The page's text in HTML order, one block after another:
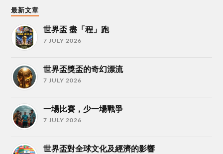
最新文章
世界盃 盡「程」跑
7 JULY 2026
世界盃獎盃的奇幻漂流
7 JULY 2026
一場比賽，少一場戰爭
7 JULY 2026
世界盃對全球文化及經濟的影響